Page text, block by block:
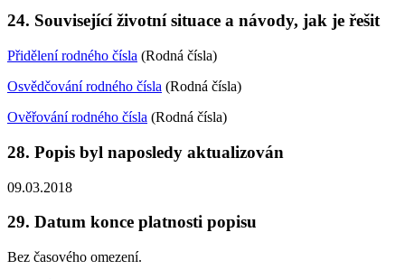
24. Související životní situace a návody, jak je řešit
Přidělení rodného čísla (Rodná čísla)
Osvědčování rodného čísla (Rodná čísla)
Ověřování rodného čísla (Rodná čísla)
28. Popis byl naposledy aktualizován
09.03.2018
29. Datum konce platnosti popisu
Bez časového omezení.